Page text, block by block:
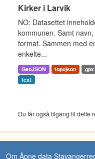
Kirker i Larvik
NO: Datasettet
kommunen. Samt
format. Sammen med
enkelte...
GeoJSON topojson gpx
text
Du får også tilgang til dette
Om Åpne data